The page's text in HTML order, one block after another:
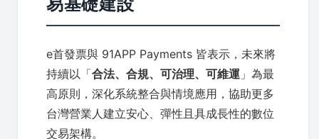
e首發票與 91APP Payments 皆表示，未來將
持續以「合法、合規、可治理、可維運 」為最
高原則，深化系統整合與情境應用，協助更多
台灣營業人建立安心、彈性且具成長性的數位
交易架構。